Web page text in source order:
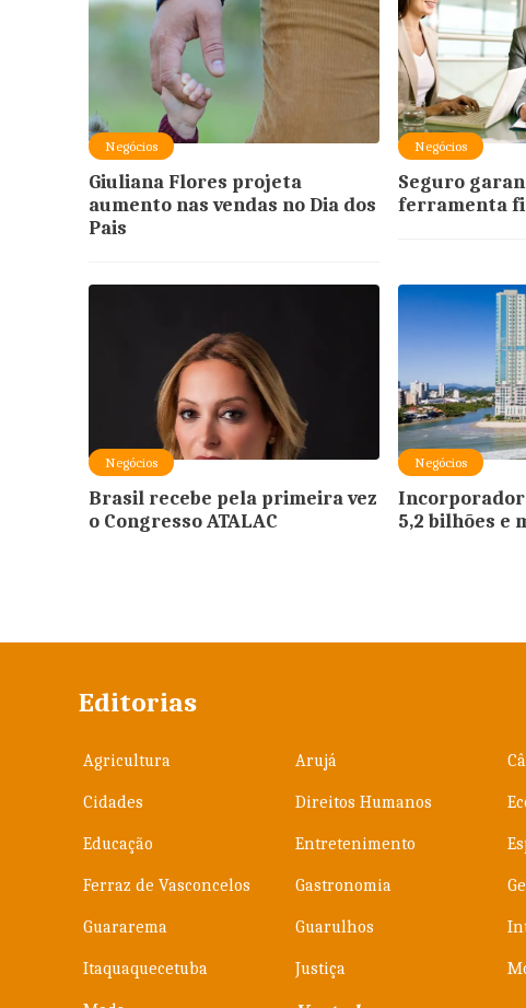
Negócios
Giuliana Flores projeta
aumento nas vendas no Dia dos
Pais
Negócios
Seguro
ferramenta
Negócios
Brasil recebe pela primeira vez
o Congresso ATALAC
Negócios
5,2 bilhões e
Editorias
Agricultura Arujá
Cidades Direitos Humanos
Educação Entretenimento
Ferraz de Vasconcelos Gastronomia
Guararema Guarulhos
Itaquaquecetuba Justiça